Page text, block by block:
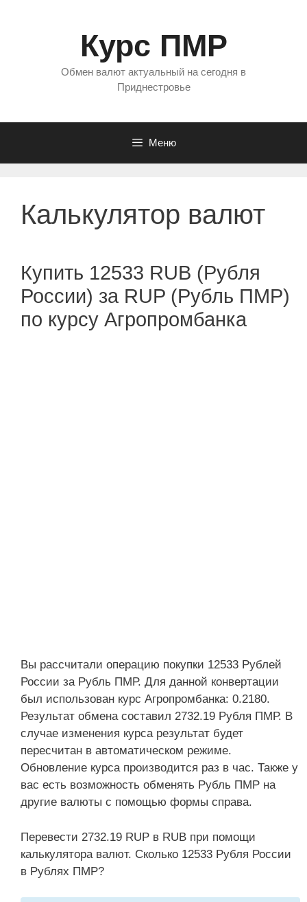
Курс ПМР
Обмен валют актуальный на сегодня в
Приднестровье
Меню
Калькулятор валют
Купить 12533 RUB (Рубля
России) за RUP (Рубль ПМР)
по курсу Агропромбанка
Вы рассчитали операцию покупки 12533 Рублей
России за Рубль ПМР. Для данной конвертации
был использован курс Агропромбанка: 0.2180.
Результат обмена составил 2732.19 Рубля ПМР. В
случае изменения курса результат будет
пересчитан в автоматическом режиме.
Обновление курса производится раз в час. Также у
вас есть возможность обменять Рубль ПМР на
другие валюты с помощью формы справа.
Перевести 2732.19 RUP в RUB при помощи
калькулятора валют. Сколько 12533 Рубля России
в Рублях ПМР?